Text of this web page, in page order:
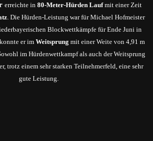
erreichte in 80-Meter-Hürden Laufmit einer Zeit
. Die Hürden-Leistung war für Michael Hofmeister
Blockwettkämpfe für Ende Juni in
er im Weitsprung mit einer Weite von 4,91 m
im Hürdenwettkampf als auch der Weitsprung
trotz einem sehr starken Teilnehmerfeld, eine sehr
gute Leistung.